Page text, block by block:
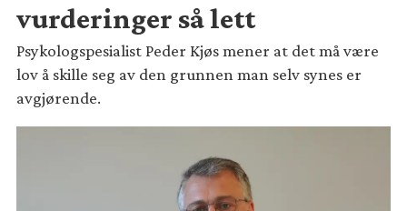
vurderinger så lett
Psykologspesialist Peder Kjøs mener at det må være
lov å skille seg av den grunnen man selv synes er
avgjørende.